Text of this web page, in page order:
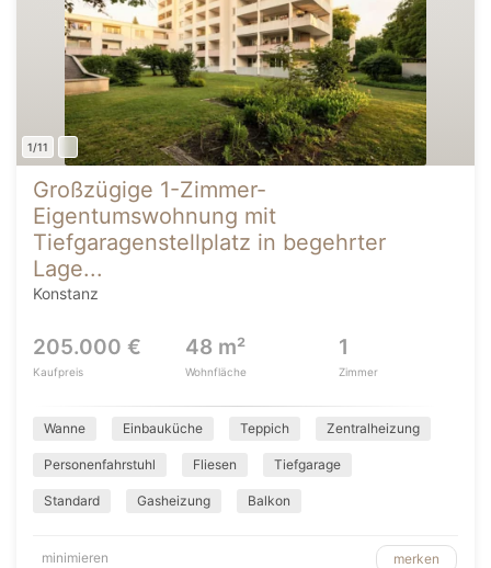
1/11
Großzügige 1-Zimmer-
Eigentumswohnung mit
Tiefgaragenstellplatz in begehrter
Lage...
Konstanz
205.000 €
Kaufpreis
48 m²
Wohnfläche
1
Zimmer
Wanne Einbauküche Teppich Zentralheizung
Personenfahrstuhl Fliesen Tiefgarage
Standard Gasheizung Balkon
minimieren merken